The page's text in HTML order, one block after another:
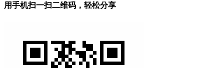
用手机扫一扫二维码，轻松分享